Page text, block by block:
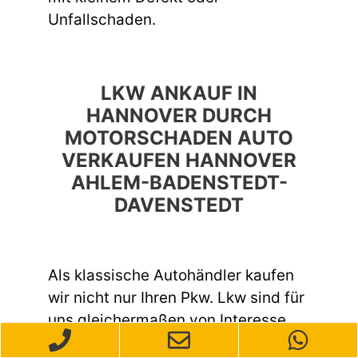
Unfallschaden.
LKW ANKAUF IN
HANNOVER DURCH
MOTORSCHADEN AUTO
VERKAUFEN HANNOVER
AHLEM-BADENSTEDT-
DAVENSTEDT
Als klassische Autohändler kaufen
wir nicht nur Ihren Pkw. Lkw sind für
uns gleichermaßen von Interesse.
Wir haben eine langjährige